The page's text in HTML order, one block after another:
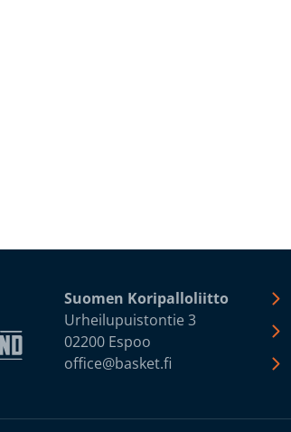
Suomen Koripalloliitto
Urheilupuistontie 3
02200 Espoo
office@basket.fi